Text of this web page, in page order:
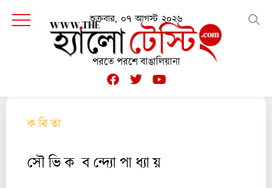
শুক্রবার, ০৭ আগস্ট ২০২৬
পরতে পরশে বাঙালিয়ানা
ক বি তা
সৌ ভি ক ব ন্দ্যো পা ধ্যা য়